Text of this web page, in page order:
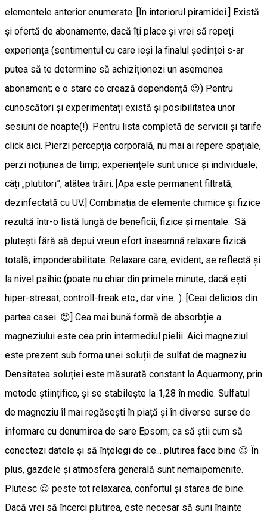
elementele anterior enumerate. [În interiorul piramidei.] Există
și ofertă de abonamente, dacă îți place și vrei să repeți
experiența (sentimentul cu care ieși la finalul ședinței s-ar
putea să te determine să achiziționezi un asemenea
abonament; e o stare ce crează dependență 😉) Pentru
cunoscători și experimentați există și posibilitatea unor
sesiuni de noapte(!). Pentru lista completă de servicii şi tarife
click aici. Pierzi percepția corporală, nu mai ai repere spațiale,
perzi noțiunea de timp; experiențele sunt unice și individuale;
câți „plutitori”, atâtea trăiri. [Apa este permanent filtrată,
dezinfectată cu UV.] Combinația de elemente chimice și fizice
rezultă într-o listă lungă de beneficii, fizice și mentale. Să
plutești fără să depui vreun efort înseamnă relaxare fizică
totală; imponderabilitate. Relaxare care, evident, se reflectă și
la nivel psihic (poate nu chiar din primele minute, dacă ești
hiper-stresat, controll-freak etc., dar vine...). [Ceai delicios din
partea casei. 😍] Cea mai bună formă de absorbție a
magneziului este cea prin intermediul pielii. Aici magneziul
este prezent sub forma unei soluții de sulfat de magneziu.
Densitatea soluției este măsurată constant la Aquarmony, prin
metode științifice, și se stabilește la 1,28 în medie. Sulfatul
de magneziu îl mai regăsești în piață și în diverse surse de
informare cu denumirea de sare Epsom; ca să știi cum să
conectezi datele și să înțelegi de ce... plutirea face bine 😊 În
plus, gazdele și atmosfera generală sunt nemaipomenite.
Plutesc 😌 peste tot relaxarea, confortul și starea de bine.
Dacă vrei să încerci plutirea, este necesar să suni înainte